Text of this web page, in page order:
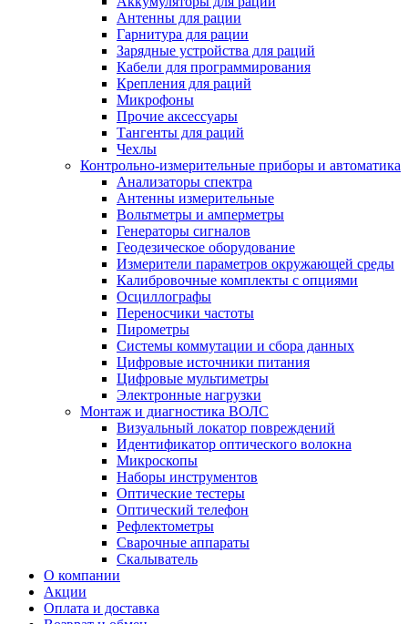
Антенны для рации
Гарнитура для рации
Зарядные устройства для раций
Кабели для программирования
Крепления для раций
Микрофоны
Прочие аксессуары
Тангенты для раций
Чехлы
Контрольно-измерительные приборы и автоматика
Анализаторы спектра
Антенны измерительные
Вольтметры и амперметры
Генераторы сигналов
Геодезическое оборудование
Измерители параметров окружающей среды
Калибровочные комплекты с опциями
Осциллографы
Переносчики частоты
Пирометры
Системы коммутации и сбора данных
Цифровые источники питания
Цифровые мультиметры
Электронные нагрузки
Монтаж и диагностика ВОЛС
Визуальный локатор повреждений
Идентификатор оптического волокна
Микроскопы
Наборы инструментов
Оптические тестеры
Оптический телефон
Рефлектометры
Сварочные аппараты
Скалыватель
О компании
Акции
Оплата и доставка